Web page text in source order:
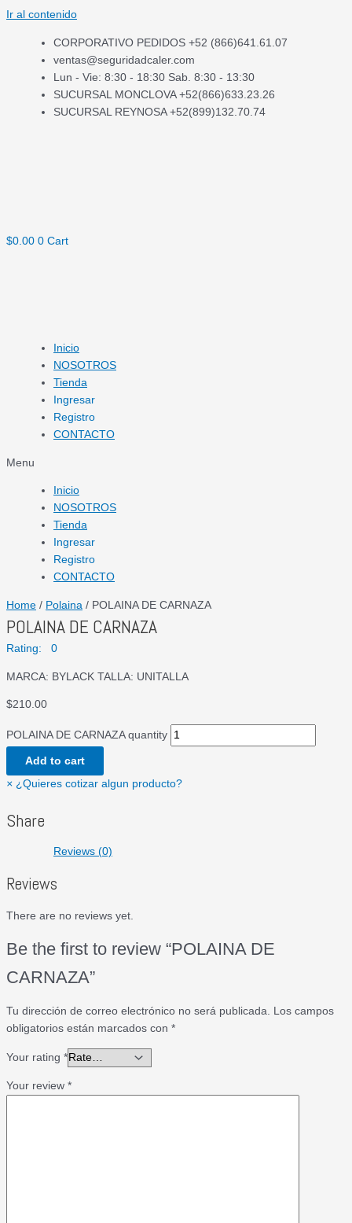
Ir al contenido
CORPORATIVO PEDIDOS +52 (866)641.61.07
ventas@seguridadcaler.com
Lun - Vie: 8:30 - 18:30 Sab. 8:30 - 13:30
SUCURSAL MONCLOVA +52(866)633.23.26
SUCURSAL REYNOSA +52(899)132.70.74
$0.00 0 Cart
Inicio
NOSOTROS
Tienda
Ingresar
Registro
CONTACTO
Menu
Inicio
NOSOTROS
Tienda
Ingresar
Registro
CONTACTO
Home / Polaina / POLAINA DE CARNAZA
POLAINA DE CARNAZA
Rating: 0
MARCA: BYLACK TALLA: UNITALLA
$210.00
POLAINA DE CARNAZA quantity
Add to cart
× ¿Quieres cotizar algun producto?
Share
Reviews (0)
Reviews
There are no reviews yet.
Be the first to review “POLAINA DE
CARNAZA”
Tu dirección de correo electrónico no será publicada. Los campos
obligatorios están marcados con *
Your rating *
Your review *